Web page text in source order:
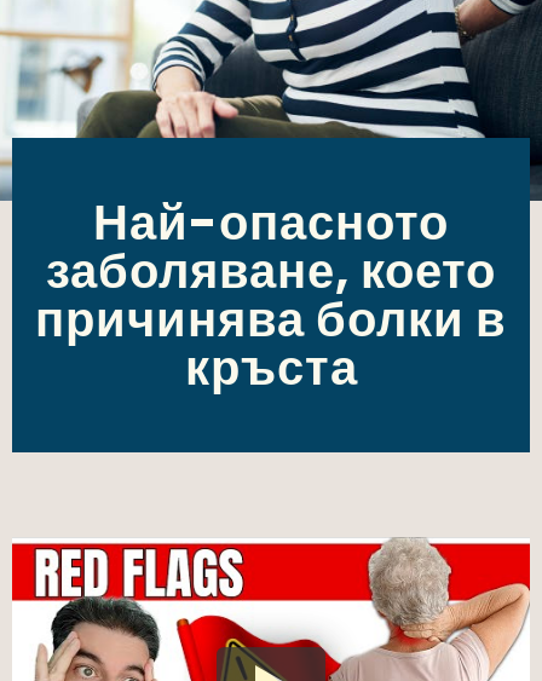
Най-опасното
заболяване, което
причинява болки в
кръста